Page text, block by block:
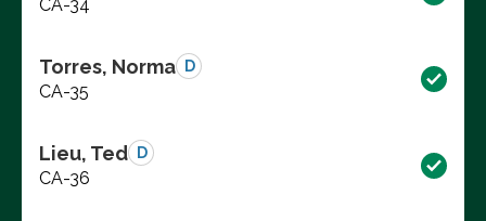
CA-34
Torres, Norma D
CA-35
Lieu, Ted D
CA-36